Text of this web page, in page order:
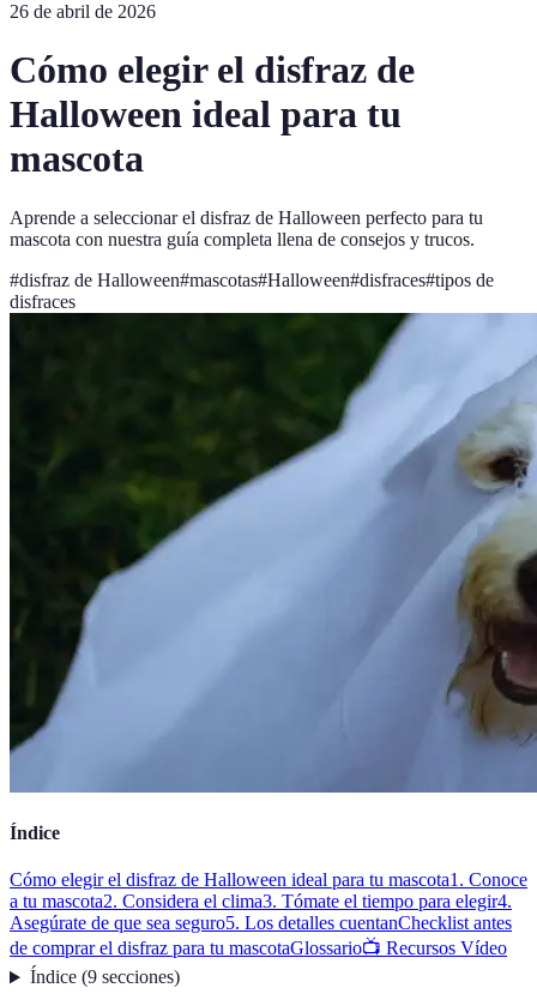
26 de abril de 2026
Cómo elegir el disfraz de
Halloween ideal para tu
mascota
Aprende a seleccionar el disfraz de Halloween perfecto para tu
mascota con nuestra guía completa llena de consejos y trucos.
#disfraz de Halloween#mascotas#Halloween#disfraces#tipos de
disfraces
Índice
Cómo elegir el disfraz de Halloween ideal para tu mascota1. Conoce
a tu mascota2. Considera el clima3. Tómate el tiempo para elegir4.
Asegúrate de que sea seguro5. Los detalles cuentanChecklist antes
de comprar el disfraz para tu mascotaGlossario📺 Recursos Vídeo
Índice(9 secciones)